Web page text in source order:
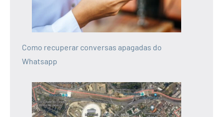
Como recuperar conversas apagadas do
Whatsapp